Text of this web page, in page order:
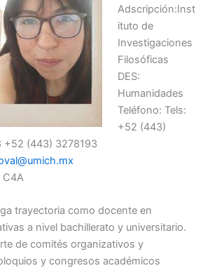
Adscripción:Inst
ituto de
Investigaciones
Filosóficas
DES:
Humanidades
Teléfono: Tels:
+52 (443)
+52 (443) 3278193
C4A
trayectoria como docente en
a nivel bachillerato y universitario.
de comités organizativos y
y congresos académicos